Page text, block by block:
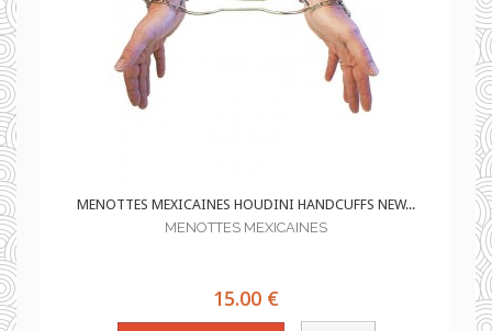
MENOTTES MEXICAINES HOUDINI HANDCUFFS NEW...
MENOTTES MEXICAINES
15.00 €